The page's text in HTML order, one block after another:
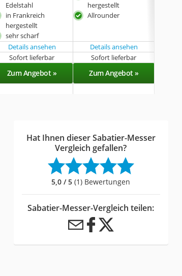
Edelstahl
in Frankreich
hergestellt
sehr scharf
hergestellt
Allrounder
Details ansehen Details ansehen
Sofort lieferbar Sofort lieferbar
Zum Angebot » Zum Angebot »
Hat Ihnen dieser Sabatier-Messer
Vergleich gefallen?
5,0 / 5 (1) Bewertungen
Sabatier-Messer-Vergleich teilen: